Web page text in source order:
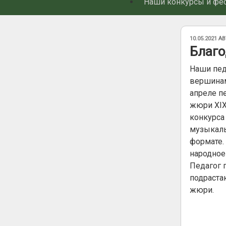
10.05.2021
Наши
апреле
жюри
Педагог
жюри.